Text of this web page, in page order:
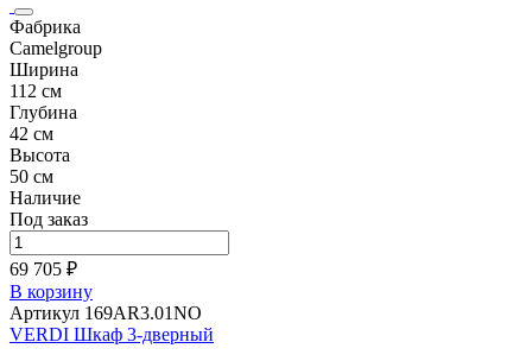
Фабрика
Camelgroup
Ширина
112 см
Глубина
42 см
Высота
50 см
Наличие
Под заказ
69 705 ₽
В корзину
Артикул 169AR3.01NO
VERDI Шкаф 3-дверный